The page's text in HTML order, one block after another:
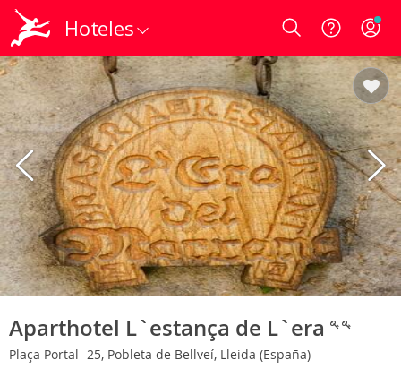
Hoteles Login
Aparthotel L`estança de L`era
Plaça Portal- 25, Pobleta de Bellveí, Lleida (España)